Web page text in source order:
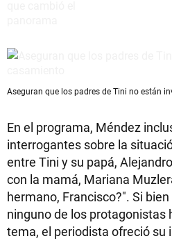
Aseguran que los padres de Tini no están
En el programa, Méndez
interrogantes sobre la
entre Tini y su papá,
con la mamá, Mariana
hermano, Francisco?". Si
ninguno de los protagonistas
tema, el periodista ofreció su